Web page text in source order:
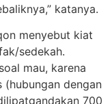
katanya.
menyebut kiat
sedekah.
mau, karena
(hubungan dengan
700